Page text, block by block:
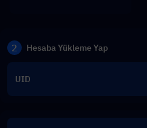
2 Hesaba Yükleme Yap
UID